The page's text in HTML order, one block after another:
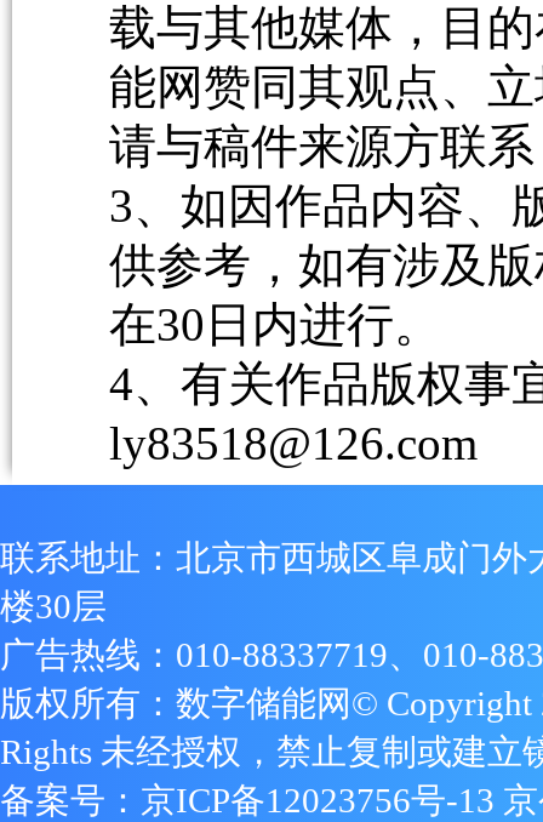
载与其他媒体，目
能网赞同其观点、
请与稿件来源方联
3、如因作品内容、
供参考，如有涉及
在30日内进行。
4、有关作品版权事
ly83518@126.com
联系地址：北京市西城区阜成门外
楼30层
广告热线：010-88337719、010-
版权所有：数字储能网© Copyright
Rights 未经授权，禁止复制或建立
备案号： 京ICP备12023756号-13